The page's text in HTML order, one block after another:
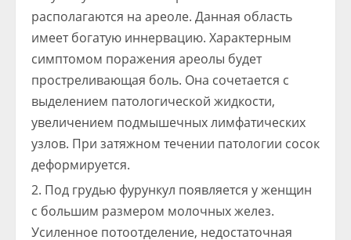
располагаются на ареоле. Данная область
имеет богатую иннервацию. Характерным
симптомом поражения ареолы будет
простреливающая боль. Она сочетается с
выделением патологической жидкости,
увеличением подмышечных лимфатических
узлов. При затяжном течении патологии сосок
деформируется.
Под грудью фурункул появляется у женщин
с большим размером молочных желез.
Усиленное потоотделение, недостаточная